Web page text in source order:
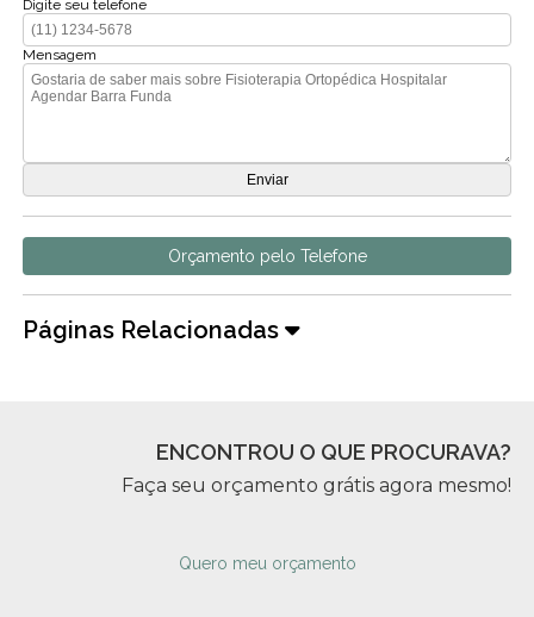
Digite seu telefone
Mensagem
Orçamento pelo Telefone
Páginas Relacionadas
ENCONTROU O QUE PROCURAVA?
Faça seu orçamento grátis agora mesmo!
Quero meu orçamento